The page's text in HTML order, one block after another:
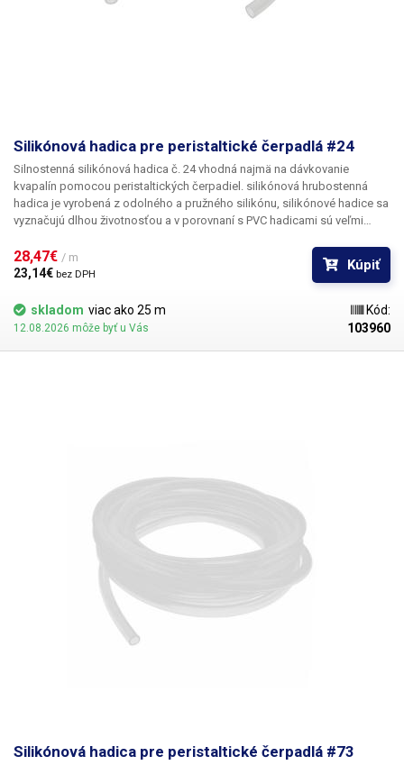
Silikónová hadica pre peristaltické čerpadlá #24
Silnostenná silikónová hadica č. 24vhodná najmä na dávkovanie
kvapalín pomocou peristaltických čerpadiel. silikónová hrubostenná
hadica je vyrobená z odolného a pružného silikónu, silikónové hadice sa
vyznačujú dlhou životnosťou a v porovnaní s PVC hadicami sú veľmi
28,47€ / m
23,14€ bez DPH
Kúpiť
skladom viac ako 25 m
12.08.2026 môže byť u Vás
Kód:
103960
Silikónová hadica pre peristaltické čerpadlá #73